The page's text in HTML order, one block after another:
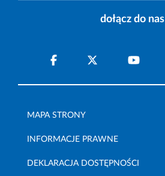
dołącz do nas
MAPA STRONY
INFORMACJE PRAWNE
DEKLARACJA DOSTĘPNOŚCI